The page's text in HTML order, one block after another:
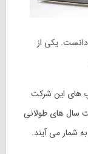
یکی از
های این شرکت
سال های طولانی
شمار می آیند.